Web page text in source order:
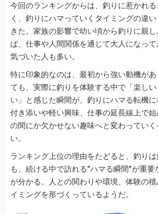
今回のランキングからは、釣りに惹かれ
く、釣りにハマっていくタイミングの違
きた。家族の影響で幼い頃から釣りに親
ば、仕事や人間関係を通じて大人になっ
気づいた人も多い。
特に印象的なのは、最初から強い動機があ
ても、実際に釣りを体験する中で「楽し
い」と感じた瞬間が、釣りにハマる転機に
付き添いや軽い興味、仕事の延長線上で
の間にか欠かせない趣味へと変わってい
い。
ランキング上位の理由をたどると、釣り
も、続ける中で訪れる“ハマる瞬間”が重要
が分かる。人との関わりや環境、体験の
イミングを形づくっているようだ。